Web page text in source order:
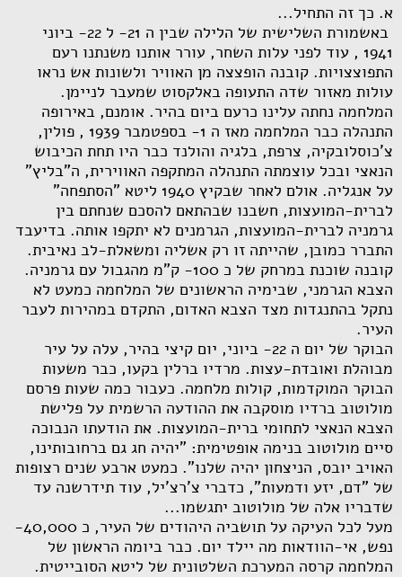
א. כך זה התחיל...
באשמורת השלישית של הלילה שבין ה 21- ל 22- ביוני
1941 , עוד לפני עלות השחר, עורר אותנו משנתנו רעם
התפוצצויות. קובנה הופצצה מן האוויר ולשונות אש נראו
עולות מאזור שדה התעופה באלקסוט שמעבר לניימן.
המלחמה נחתה עלינו כרעם ביום בהיר. אומנם, באירופה
התנהלה כבר המלחמה מאז ה 1- בספטמבר 1939 , פולין,
צ'כוסלובקיה, צרפת, בלגיה והולנד כבר היו תחת הכיבוש
הנאצי ובכל עוצמתה התנהלה המתקפה האווירית, ה"בליץ"
על אנגליה. אולם לאחר שבקיץ 1940 ליטא "הסתפחה"
לברית-המועצות, חשבנו שבהתאם להסכם שנחתם בין
גרמניה לברית-המועצות, הגרמנים לא יתקפו אותה. בדיעבד
התברר כמובן, שהייתה זו רק אשליה ומשאלת-לב נאיבית.
קובנה שוכנת במרחק של כ 100- ק"מ מהגבול עם גרמניה.
הצבא הגרמני, שבימיה הראשונים של המלחמה כמעט לא
נתקל בהתנגדות מצד הצבא האדום, התקדם במהירות לעבר
העיר.
הבוקר של יום ה 22- ביוני, יום קיצי בהיר, עלה על עיר
מבוהלת ואובדת-עצות. מרדיו ברלין בקעו, כבר משעות
הבוקר המוקדמות, קולות מלחמה. כעבור כמה שעות פרסם
מולוטוב ברדיו מוסקבה את ההודעה הרשמית על פלישת
הצבא הנאצי לתחומי ברית-המועצות. את הודעתו הנבוכה
סיים מולוטוב בנימה אופטימית: "יהיה חג גם ברחובותינו,
האויב יובס, הניצחון יהיה שלנו". כמעט ארבע שנים רצופות
של "דם, יזע ודמעות", כדברי צ'רצ'יל, עוד תידרשנה עד
שדבריו אלה של מולוטוב יתגשמו...
מעל לכל העיקה על תושביה היהודים של העיר, כ 40,000-
נפש, אי-הוודאות מה יילד יום. כבר ביומה הראשון של
המלחמה קרסה המערכת השלטונית של ליטא הסובייטית.